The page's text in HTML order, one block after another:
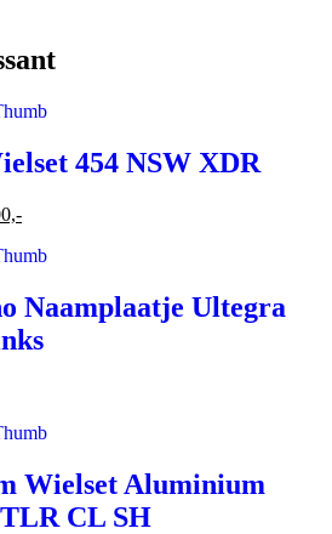
454 NSW XDR
Naamplaatje Ultegra
Wielset Aluminium
CL SH